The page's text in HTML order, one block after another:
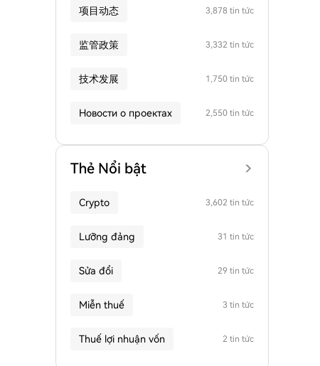
项目动态 3,878 tin tức
监管政策 3,332 tin tức
技术发展 1,750 tin tức
Новости о проектах 2,550 tin tức
Thẻ Nổi bật
Crypto 3,602 tin tức
Lưỡng đảng 31 tin tức
Sửa đổi 29 tin tức
Miễn thuế 3 tin tức
Thuế lợi nhuận vốn 2 tin tức